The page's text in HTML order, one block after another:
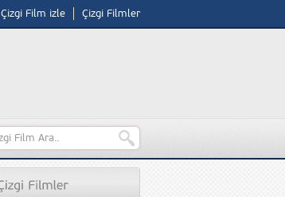
Çizgi Film izle Çizgi Filmler